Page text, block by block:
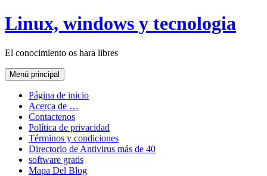
Saltar
al
Linux, windows y tecnologia
El conocimiento os hara libres
Menú principal
Página de inicio
Acerca de …
Contactenos
Política de privacidad
Términos y condiciones
Directorio de Antivirus más de 40
software gratis
Mapa Del Blog